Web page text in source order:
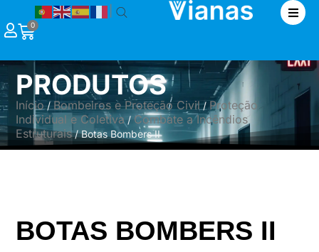
0
PRODUTOS
Início / Bombeiros e Proteção Civil/Proteção
Individual e Coletiva / Combate a Incêndios
Estruturais/ Botas Bombers II
BOTAS BOMBERS II